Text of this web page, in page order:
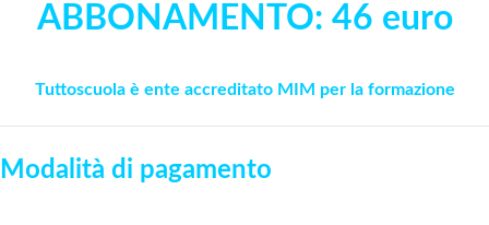
ABBONAMENTO: 46 euro
Tuttoscuola è ente accreditato MIM per la formazione
Modalità di pagamento